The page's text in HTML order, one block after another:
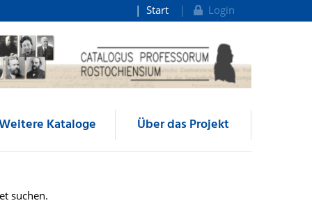
Start Login
Kataloge Über das Projekt
suchen.